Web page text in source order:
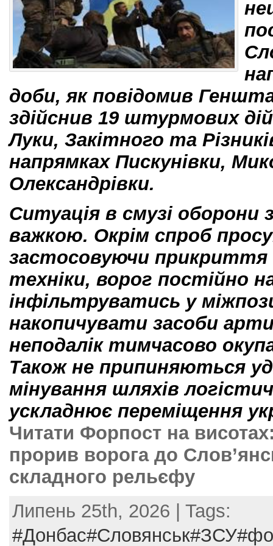
доби, як повідомив
здійснив 19 штурмових
Луки, Закітного та
напрямках Пискунівки,
Олександрівки.
Ситуація в смузі оборони
важкою. Окрім спроб
застосовуючи прикриття
техніки, ворог постійно
інфільтруватись у
накопичувати засоби
неподалік тимчасово
Також не припиняються
мінування шляхів
ускладнює переміщення
Читати Форпост на
прорив ворога до
складного рельєфу
Липень 25th, 2026 | Tags: